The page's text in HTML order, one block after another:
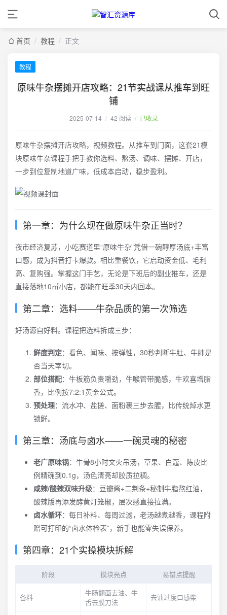
首页 / 教程 / 正文
教程
原味牛杂摆摊开店攻略：21节实战课从推车到旺
铺
2025-07-14 / 42 阅读 / 已收录
原味牛杂摆摊开店攻略，视频教程。从推车到门面，这套21模
块原味牛杂课程手把手教你选料、熬汤、调味、摆摊、开店，
一步到位复制地道广味，低成本启动，稳步盈利。
第一章：为什么现在做原味牛杂正当时？
夜市经济复苏，小吃赛道里“原味牛杂”凭借一碗醇厚汤底+丰富
口感，成为抖音打卡爆款。相比重餐饮，它启动资金低、毛利
高、复购强。掌握这门手艺，无论是下班后的副业推车，还是
直接落地10㎡小店，都能在旺季30天内回本。
第二章：选料——牛杂品质的第一次筛选
好汤源自好料。课程把选料拆成三步：
鲜度判定：看色、闻味、按弹性，30秒判断牛肚、牛肺是
否当天宰切。
部位搭配：牛板筋负责嚼劲，牛喉管带脆感，牛欢喜增脂
香，比例按7:2:1黄金公式。
预处理：流水冲、盐搓、面粉裹三步去腥，比传统焯水更
锁鲜。
第三章：汤底与卤水——一碗灵魂的秘密
老广原味锅：牛骨8小时文火吊汤，草果、白蔻、陈皮比
例精确到0.1g，汤色清亮却胶质拉稠。
咸辣/酸辣双味升级：豆瓣酱+二荆条+秘制牛脂熬红油，
酸辣版再添发酵黄灯笼椒，层次感直接拉满。
卤水循环：每日补料、每周过滤，老汤越煮越香，课程附
赠可打印的“卤水体检表”，新手也能零失误保养。
第四章：21个实操模块拆解
阶段 模块亮点 易错点提醒
备料
牛肠翻面去油、牛
舌去膜刀法
去油过度口感柴